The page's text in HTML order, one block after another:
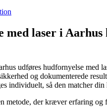
med laser i Aarhus
udføres hudfornyelse med
og dokumenterede
individuelt, så den matcher din
metode, der kræver erfaring og